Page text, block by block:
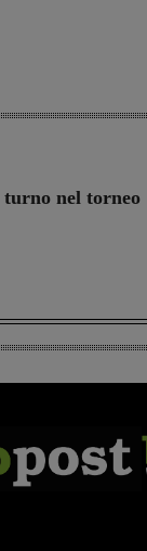
turno nel torneo